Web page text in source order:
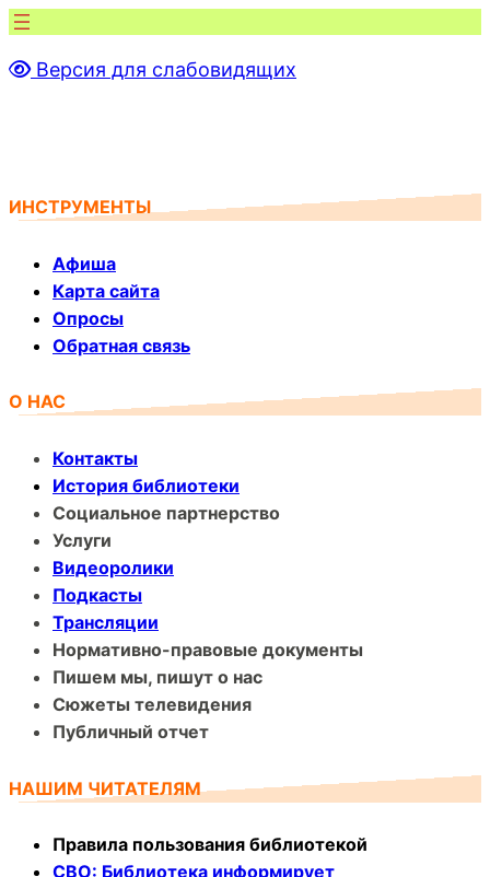
Перейти
содержимому
Версия для слабовидящих
ИНСТРУМЕНТЫ
Афиша
Карта сайта
Опросы
Обратная связь
О НАС
Контакты
История библиотеки
Социальное партнерство
Услуги
Видеоролики
Подкасты
Трансляции
Нормативно-правовые документы
Пишем мы, пишут о нас
Сюжеты телевидения
Публичный отчет
НАШИМ ЧИТАТЕЛЯМ
Правила пользования библиотекой
СВО: Библиотека информирует